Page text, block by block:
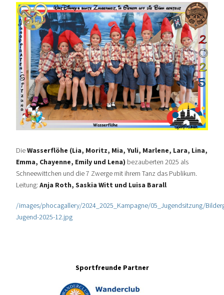
DieWasserflöhe (Lia, Moritz, Mia, Yuli, Marlene, Lara, Lina,
Emma, Chayenne, Emily und Lena) bezauberten 2025 als
Schneewittchen und die 7 Zwerge mit ihrem Tanz das Publikum.
Leitung: Anja Roth, Saskia Witt und Luisa Barall
/images/phocagallery/2024_2025_Kampagne/05_Jugendsitzung/
Jugend-2025-12.jpg
Sportfreunde Partner